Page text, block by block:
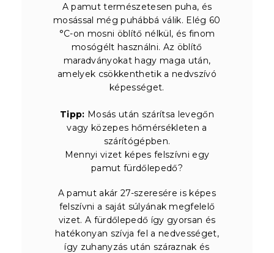
A pamut természetesen puha, és
mosással még puhábbá válik. Elég 60
°C-on mosni öblítő nélkül, és finom
mosógélt használni. Az öblítő
maradványokat hagy maga után,
amelyek csökkenthetik a nedvszívó
képességet.
Tipp: Mosás után szárítsa levegőn
vagy közepes hőmérsékleten a
szárítógépben.
Mennyi vizet képes felszívni egy
pamut fürdőlepedő?
A pamut akár 27-szeresére is képes
felszívni a saját súlyának megfelelő
vizet. A fürdőlepedő így gyorsan és
hatékonyan szívja fel a nedvességet,
így zuhanyzás után száraznak és